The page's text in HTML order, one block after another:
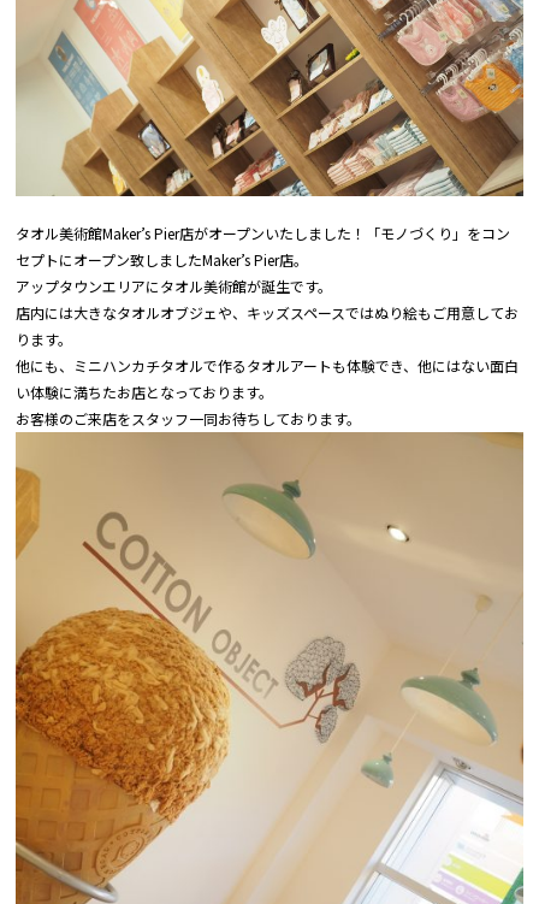
タオル美術館Maker’s Pier店がオープンいたしました！「モノづくり」をコン
セプトにオープン致しましたMaker’s Pier店。
アップタウンエリアにタオル美術館が誕生です。
店内には大きなタオルオブジェや、キッズスペースではぬり絵もご用意してお
ります。
他にも、ミニハンカチタオルで作るタオルアートも体験でき、他にはない面白
い体験に満ちたお店となっております。
お客様のご来店をスタッフ一同お待ちしております。